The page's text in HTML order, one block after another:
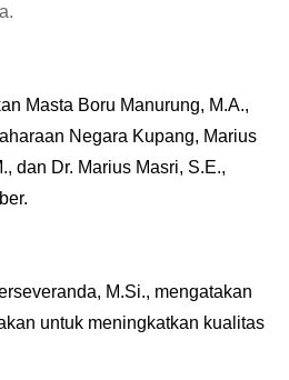
Masta Boru Manurung, M.A.,
Negara Kupang, Marius
dan Dr. Marius Masri, S.E.,
M.Si., mengatakan
untuk meningkatkan kualitas